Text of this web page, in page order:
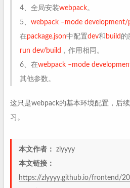
4、全局安装webpack。
5、 webpack –mode
在package.json中配置dev和 build 的
run dev/build ，作用相同。
6、在webpack –mode
其他参数。
这只是webpack的基本环境配置，后
习。
本文作者：
zlyyyy
本文链接：
https://zlyyyy.github.io/frontend/